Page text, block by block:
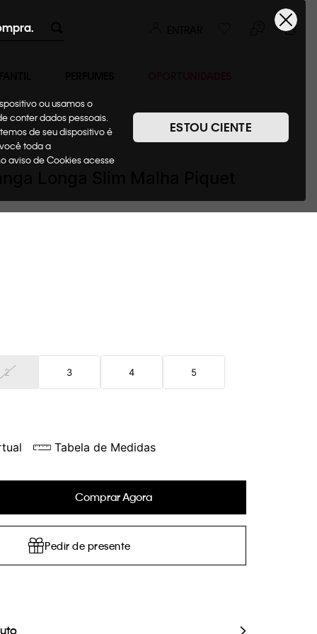
ou usamos o
conter dados pessoais.
de seu dispositivo é
toda a
aviso de Cookies acesse
ESTOU CIENTE
2 3 4 5
Tabela de Medidas
Comprar Agora
Pedir de presente